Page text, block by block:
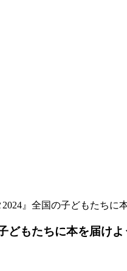
』全国の子どもたちに
どもたちに本を届け